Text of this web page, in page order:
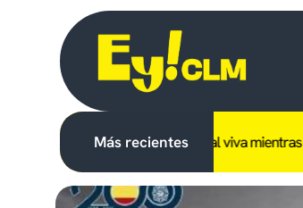
Más recientes
tras caerle encima cal viva mientras